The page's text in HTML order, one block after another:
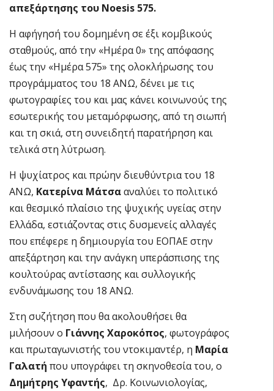
απεξάρτησης του Noesis 575.
Η αφήγησή του δομημένη σε έξι κομβικούς
σταθμούς, από την «Ημέρα 0» της απόφασης
έως την «Ημέρα 575» της ολοκλήρωσης του
προγράμματος του 18 ΑΝΩ, δένει με τις
φωτογραφίες του και μας κάνει κοινωνούς της
εσωτερικής του μεταμόρφωσης, από τη σιωπή
και τη σκιά, στη συνειδητή παρατήρηση και
τελικά στη λύτρωση.
Η ψυχίατρος και πρώην διευθύντρια του 18
ΑΝΩ, Κατερίνα Μάτσααναλύει το πολιτικό
και θεσμικό πλαίσιο της ψυχικής υγείας στην
Ελλάδα, εστιάζοντας στις δυσμενείς αλλαγές
που επέφερε η δημιουργία του ΕΟΠΑΕ στην
απεξάρτηση και την ανάγκη υπεράσπισης της
κουλτούρας αντίστασης και συλλογικής
ενδυνάμωσης του 18 ΑΝΩ.
Στη συζήτηση που θα ακολουθήσει θα
μιλήσουν ο Γιάννης Χαροκόπος, φωτογράφος
και πρωταγωνιστής του ντοκιμαντέρ, η Μαρία
Γαλατή που υπογράφει τη σκηνοθεσία του, ο
Δημήτρης Υφαντής, Δρ. Κοινωνιολογίας,